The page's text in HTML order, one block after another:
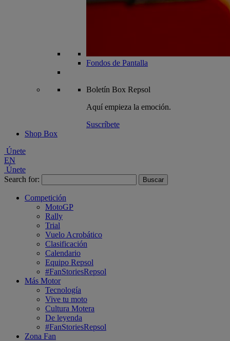
Fondos de Pantalla
Boletín Box Repsol
Aquí empieza la emoción.
Suscríbete
Shop Box
Únete
EN
Únete
Search for:
Competición
MotoGP
Rally
Trial
Vuelo Acrobático
Clasificación
Calendario
Equipo Repsol
#FanStoriesRepsol
Más Motor
Tecnología
Vive tu moto
Cultura Motera
De leyenda
#FanStoriesRepsol
Zona Fan